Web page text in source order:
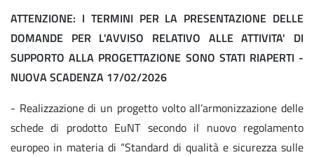
ATTENZIONE: I TERMINI PER LA PRESENTAZIONE DELLE
DOMANDE PER L'AVVISO RELATIVO ALLE ATTIVITA' DI
SUPPORTO ALLA PROGETTAZIONE SONO STATI RIAPERTI -
NUOVA SCADENZA 17/02/2026
- Realizzazione di un progetto volto all’armonizzazione delle
schede di prodotto EuNT secondo il nuovo regolamento
europeo in materia di “Standard di qualità e sicurezza sulle